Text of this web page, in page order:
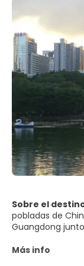
Sobre el
pobladas de
Guangdong
negocios
Más info